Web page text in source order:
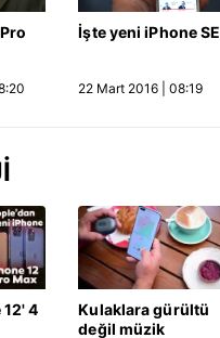
İşte yeni iPhone SE
22 Mart 2016 | 08:19
4
Kulaklara gürültü
değil müzik